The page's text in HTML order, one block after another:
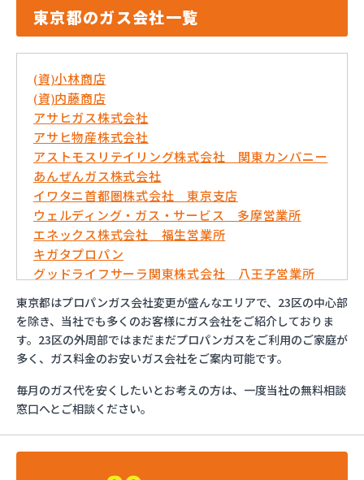
東京都のガス会社一覧
(資)小林商店
(資)内藤商店
アサヒガス株式会社
アサヒ物産株式会社
アストモスリテイリング株式会社 関東カンパニー
あんぜんガス株式会社
イワタニ首都圏株式会社 東京支店
ウェルディング・ガス・サービス 多摩営業所
エネックス株式会社 福生営業所
キガタプロパン
グッドライフサーラ関東株式会社 八王子営業所
コバ商株式会社
トモプロ株式会社
とんや木下産業有限会社
フジオックス株式会社 東京営業所
ほっとガス旭リビング株式会社
ほっとガス株式会社
マルヰガス東京株式会社
東京都はプロパンガス会社変更が盛んなエリアで、23区の中心部
を除き、当社でも多くのお客様にガス会社をご紹介しておりま
す。23区の外周部ではまだまだプロパンガスをご利用のご家庭が
多く、ガス料金のお安いガス会社をご案内可能です。
毎月のガス代を安くしたいとお考えの方は、一度当社の無料相談
窓口へとご相談ください。